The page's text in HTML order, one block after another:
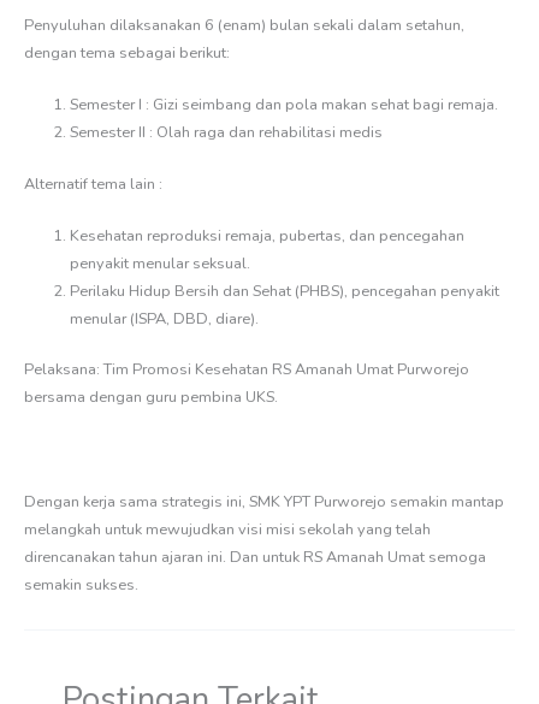
Penyuluhan dilaksanakan 6 (enam) bulan sekali dalam setahun,
dengan tema sebagai berikut:
Semester I : Gizi seimbang dan pola makan sehat bagi remaja.
Semester II : Olah raga dan rehabilitasi medis
Alternatif tema lain :
Kesehatan reproduksi remaja, pubertas, dan pencegahan
penyakit menular seksual.
Perilaku Hidup Bersih dan Sehat (PHBS), pencegahan penyakit
menular (ISPA, DBD, diare).
Pelaksana: Tim Promosi Kesehatan RS Amanah Umat Purworejo
bersama dengan guru pembina UKS.
Dengan kerja sama strategis ini, SMK YPT Purworejo semakin mantap
melangkah untuk mewujudkan visi misi sekolah yang telah
direncanakan tahun ajaran ini. Dan untuk RS Amanah Umat semoga
semakin sukses.